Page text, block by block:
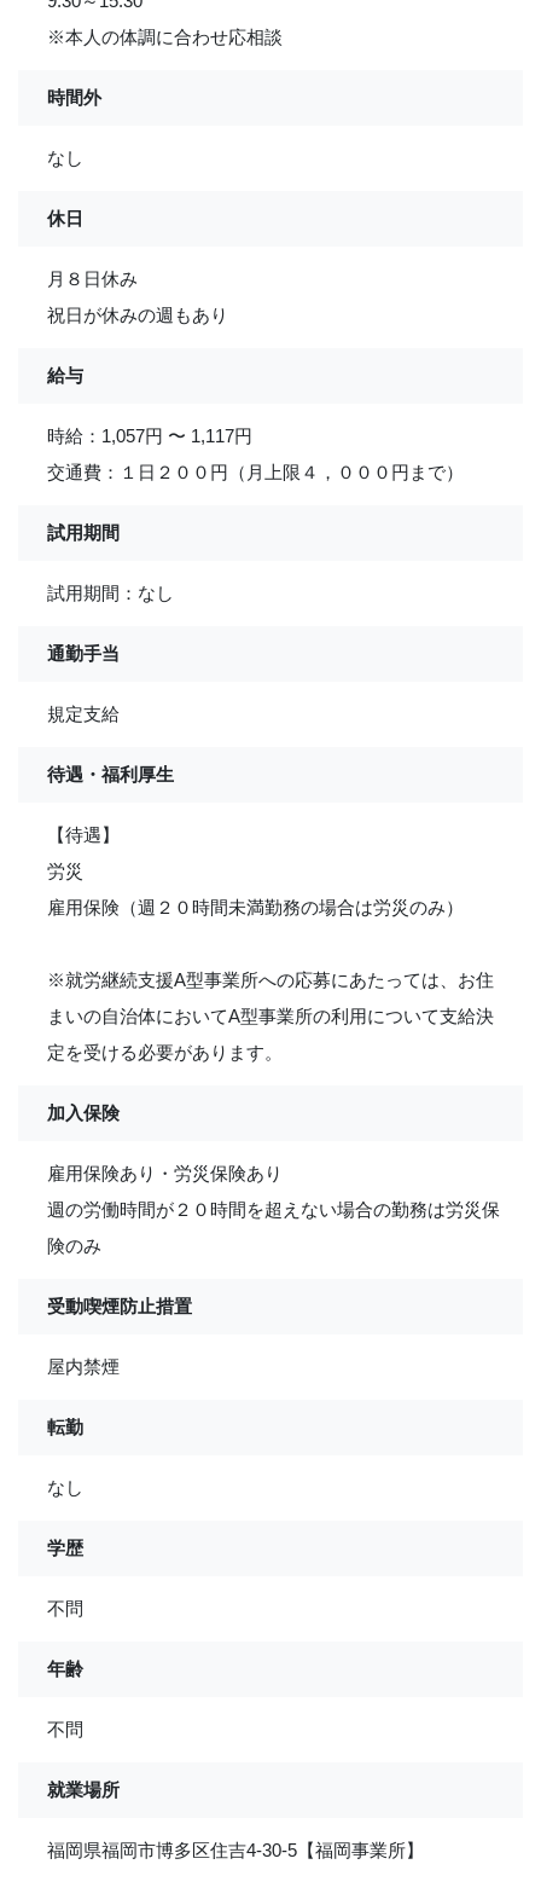
※本人の体調に合わせ応相談
時間外
なし
休日
月８日休み
祝日が休みの週もあり
給与
時給：1,057円 〜 1,117円
交通費：１日２００円（月上限４，０００円まで）
試用期間
試用期間：なし
通勤手当
規定支給
待遇・福利厚生
【待遇】
労災
雇用保険（週２０時間未満勤務の場合は労災のみ）
※就労継続支援A型事業所への応募にあたっては、お住
まいの自治体においてA型事業所の利用について支給決
定を受ける必要があります。
加入保険
雇用保険あり・労災保険あり
週の労働時間が２０時間を超えない場合の勤務は労災保
険のみ
受動喫煙防止措置
屋内禁煙
転勤
なし
学歴
不問
年齢
不問
就業場所
福岡県福岡市博多区住吉4-30-5【福岡事業所】